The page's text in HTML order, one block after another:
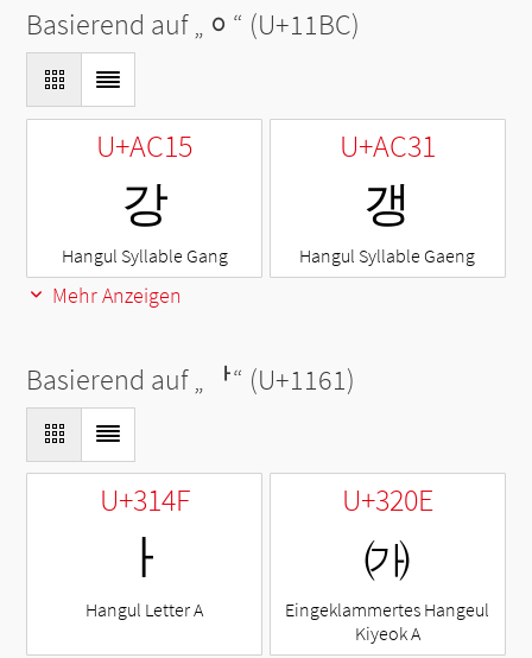
Basierend auf „ ᆼ “ (U+11BC)
U+AC15
강
Hangul Syllable Gang
U+AC31
갱
Hangul Syllable Gaeng
Mehr Anzeigen
Basierend auf „ ᅡ“ (U+1161)
U+314F
ㅏ
Hangul Letter A
U+320E
㈎
Eingeklammertes Hangeul
Kiyeok A